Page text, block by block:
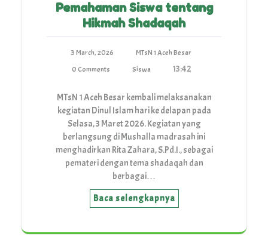
Pemahaman Siswa tentang
Hikmah Shadaqah
3 March, 2026
MTsN 1 Aceh Besar
0 Comments
Siswa 13:42
MTsN 1 Aceh Besar kembali melaksanakan
kegiatan Dinul Islam hari ke delapan pada
Selasa, 3 Maret 2026. Kegiatan yang
berlangsung di Mushalla madrasah ini
menghadirkan Rita Zahara, S.Pd.I., sebagai
pemateri dengan tema shadaqah dan
berbagai…
Baca selengkapnya